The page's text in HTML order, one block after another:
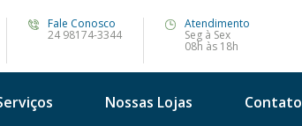
Fale Conosco
24 98174-3344
Atendimento
Seg à Sex
08h às 18h
Nossas Lojas Contato